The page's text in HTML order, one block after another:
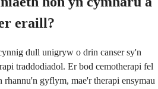
eraill?
dull unigryw o drin canser sy'n
traddodiadol. Er bod cemotherapi fel
rhannu'n gyflym, mae'r therapi ensymau